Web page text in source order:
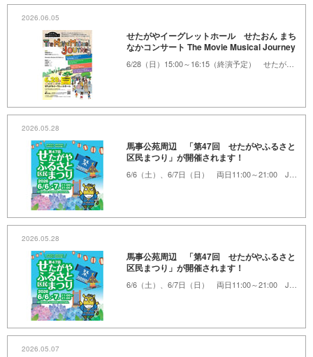
2026.06.05
せたがやイーグレットホール せたおん まち
なかコンサート The Movie Musical Journey
2026.05.28
馬事公苑周辺 「第47回 せたがやふるさと
区民まつり」が開催されます！
2026.05.28
馬事公苑周辺 「第47回 せたがやふるさと
区民まつり」が開催されます！
2026.05.07